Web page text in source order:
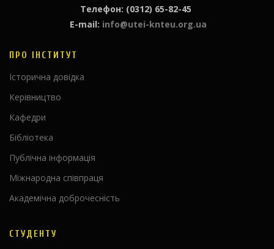
Телефон: (0312) 65-82-45
E-mail: info@utei-knteu.org.ua
ПРО ІНСТИТУТ
Історична довідка
Керівництво
Кафедри
Бібліотека
Публічна інформація
Міжнародна співпраця
Академічна доброчесність
СТУДЕНТУ